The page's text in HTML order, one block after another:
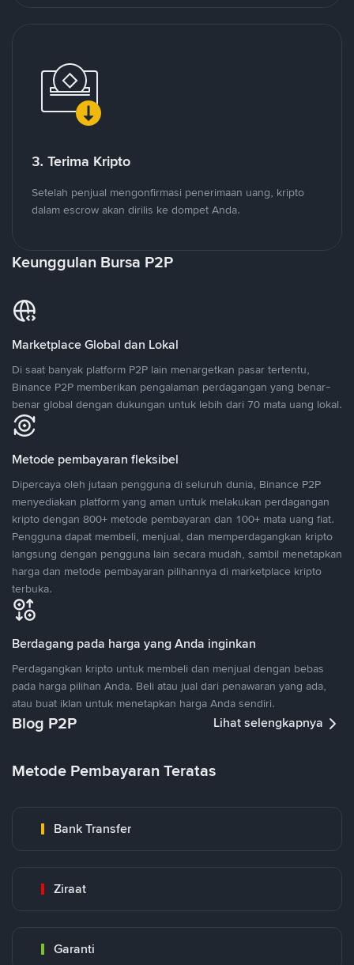
3. Terima Kripto
Setelah penjual mengonfirmasi penerimaan uang, kripto
dalam escrow akan dirilis ke dompet Anda.
Keunggulan Bursa P2P
Marketplace Global dan Lokal
Di saat banyak platform P2P lain menargetkan pasar tertentu,
Binance P2P memberikan pengalaman perdagangan yang benar-
benar global dengan dukungan untuk lebih dari 70 mata uang lokal.
Metode pembayaran fleksibel
Dipercaya oleh jutaan pengguna di seluruh dunia, Binance P2P
menyediakan platform yang aman untuk melakukan perdagangan
kripto dengan 800+ metode pembayaran dan 100+ mata uang fiat.
Pengguna dapat membeli, menjual, dan memperdagangkan kripto
langsung dengan pengguna lain secara mudah, sambil menetapkan
harga dan metode pembayaran pilihannya di marketplace kripto
terbuka.
Berdagang pada harga yang Anda inginkan
Perdagangkan kripto untuk membeli dan menjual dengan bebas
pada harga pilihan Anda. Beli atau jual dari penawaran yang ada,
atau buat iklan untuk menetapkan harga Anda sendiri.
Blog P2P Lihat selengkapnya
Metode Pembayaran Teratas
Bank Transfer
Ziraat
Garanti